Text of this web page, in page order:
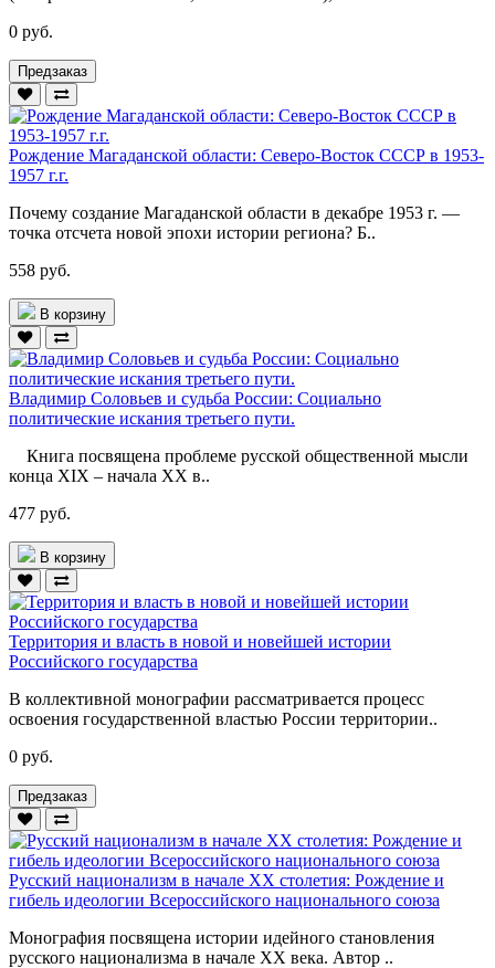
0 руб.
Предзаказ
Рождение Магаданской области: Северо-Восток СССР в 1953-
1957 г.г.
Почему создание Магаданской области в декабре 1953 г. —
точка отсчета новой эпохи истории региона? Б..
558 руб.
В корзину
Владимир Соловьев и судьба России: Социально
политические искания третьего пути.
Книга посвящена проблеме русской общественной мысли
конца XIX – начала ХХ в..
477 руб.
В корзину
Территория и власть в новой и новейшей истории
Российского государства
В коллективной монографии рассматривается процесс
освоения государственной властью России территории..
0 руб.
Предзаказ
Русский национализм в начале XX столетия: Рождение и
гибель идеологии Всероссийского национального союза
Монография посвящена истории идейного становления
русского национализма в начале XX века. Автор ..